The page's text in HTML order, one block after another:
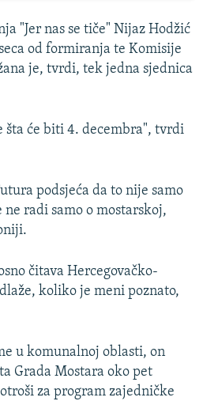
"Jer nas se tiče" Nijaz Hodžić
od formiranja te Komisije
je, tvrdi, tek jedna sjednica
šta će biti 4. decembra", tvrdi
podsjeća da to nije samo
radi samo o mostarskoj,
čitava Hercegovačko-
koliko je meni poznato,
u komunalnoj oblasti, on
Grada Mostara oko pet
za program zajedničke